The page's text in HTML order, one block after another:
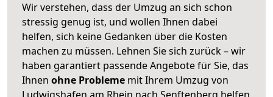
Wir verstehen, dass der Umzug an sich schon
stressig genug ist, und wollen Ihnen dabei
helfen, sich keine Gedanken über die Kosten
machen zu müssen. Lehnen Sie sich zurück – wir
haben garantiert passende Angebote für Sie, das
Ihnen ohne Probleme mit Ihrem Umzug von